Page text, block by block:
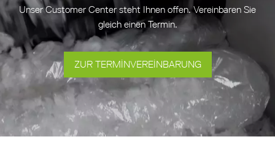
Unser Customer Center steht Ihnen offen. Vereinbaren Sie
gleich einen Termin.
ZUR TERMINVEREINBARUNG